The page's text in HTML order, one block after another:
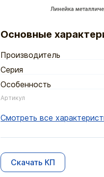
Основные
Производитель
Серия
Особенность
Артикул
Смотреть все
Скачать КП